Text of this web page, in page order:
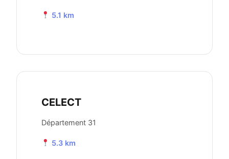
5.1 km
CELECT
Département 31
5.3 km